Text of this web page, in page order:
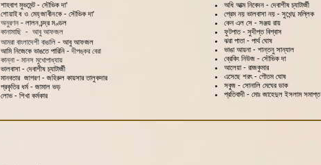
শাহবাগ মুভমেন্ট - সৌভিক দা'
শোয়াইব ও মেহ্‌জাবীনকে - সৌভিক দা'
অনুরণন - লালন চন্দ্র মণ্ডল
কানামাছি - আবু আফজল
আমরা বাংলাদেশী বাঙালি - আবু আফজল
আমি নিজেকে ভাঙতে পারিনি - দীপঙ্কর বেরা
কান্না - মানস মুখোপাধ্যায়
ভালবাসা - দেবাশীষ চ্যাটার্জী
মানবতার জাগরণ - জহিরুল কায়সার তালুকদার
প্রকৃতির ধর্ম - জামাল ভড়
লোভ - শিখা কর্মকার
অধি আত্ম নিবেদন - দেবাশীষ চ্যাটার্জী
প্রেম নয় ভালবাসা নয় - সুখেন্দু মল্লিক
কেন এল সে - সঞ্জয় রায়
ফুটপাত - সুদীপ্ত বিশ্বাস
ঝরা পাতা - পার্থ ঘোষ
ভাঙা আয়না - শান্তনু সান্যাল
ব্রেকিং নিউজ - সৌভিক দা
আলেয়া - রাজকুমার
এসেছে শরৎ - গৌতম ঘোষ
সবু্‌জ - সোনালি মেঘের ডাক
প্রতিবাদী - মোঃ জাহেদুল ইসলাম সমাপ্ত